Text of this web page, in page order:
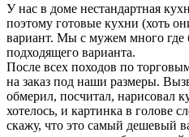
У нас в доме нестандартная
поэтому готовые кухни (хоть
вариант. Мы с мужем много
подходящего варианта.
После всех походов по
на заказ под наши размеры.
обмерил, посчитал, нарисовал
хотелось, и картинка в голове
скажу, что это самый дешевый